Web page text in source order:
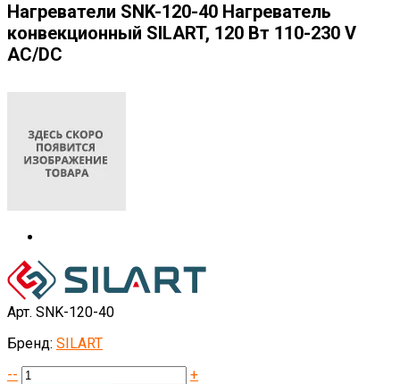
Нагреватели SNK-120-40 Нагреватель
конвекционный SILART, 120 Вт 110-230 V
AC/DC
Арт. SNK-120-40
Бренд: SILART
--
+